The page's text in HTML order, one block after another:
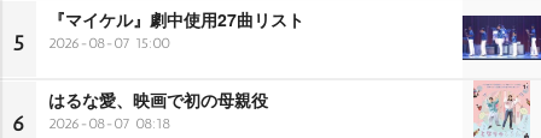
5
『マイケル』劇中使用27曲リスト
2026-08-07 15:00
6
はるな愛、映画で初の母親役
2026-08-07 08:18